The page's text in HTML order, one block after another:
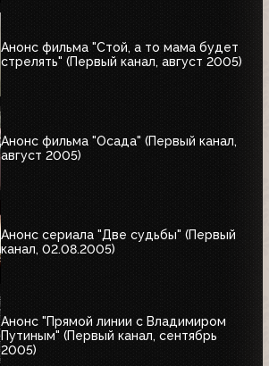
Анонс фильма "Стой, а то мама будет
стрелять" (Первый канал, август 2005)
Анонс фильма "Осада" (Первый канал,
август 2005)
Анонс сериала "Две судьбы" (Первый
канал, 02.08.2005)
Анонс "Прямой линии с Владимиром
Путиным" (Первый канал, сентябрь
2005)